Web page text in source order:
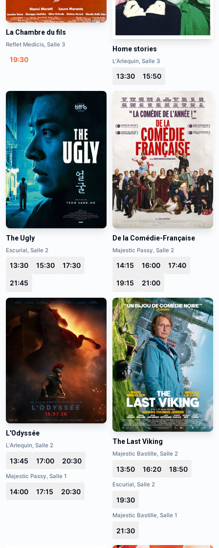
La Chambre du fils
Reflet Medicis, Salle 3
19:30
Home stories
L'Arlequin, Salle 3
13:30 15:50
The Ugly
Escurial, Salle 2
13:30 15:30 17:30
21:45
De la Comédie-Française
Majestic Passy, Salle 2
14:15 16:00 17:40
19:15 21:00
L'Odyssée
L'Arlequin, Salle 2
13:45 17:00 20:30
Majestic Passy, Salle 1
14:00 17:15 20:30
The Last Viking
Majestic Bastille, Salle 2
13:50 16:20 18:50
Escurial, Salle 2
19:30
Majestic Bastille, Salle 1
21:30